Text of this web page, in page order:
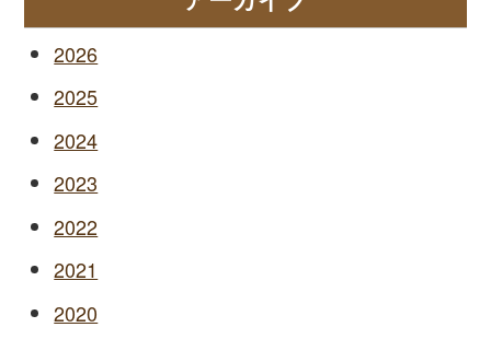
2026
2025
2024
2023
2022
2021
2020